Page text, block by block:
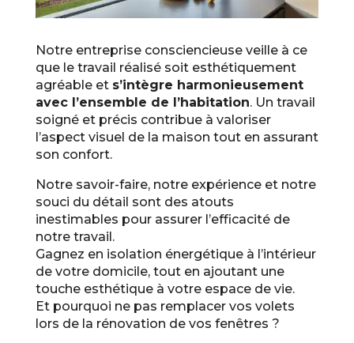
Notre entreprise consciencieuse veille à ce
que le travail réalisé soit esthétiquement
agréable et s’intègre harmonieusement
avec l’ensemble de l’habitation. Un travail
soigné et précis contribue à valoriser
l’aspect visuel de la maison tout en assurant
son confort.
Notre savoir-faire, notre expérience et notre
souci du détail sont des atouts
inestimables pour assurer l’efficacité de
notre travail.
Gagnez en isolation énergétique à l’intérieur
de votre domicile, tout en ajoutant une
touche esthétique à votre espace de vie.
Et pourquoi ne pas remplacer vos volets
lors de la rénovation de vos fenêtres ?